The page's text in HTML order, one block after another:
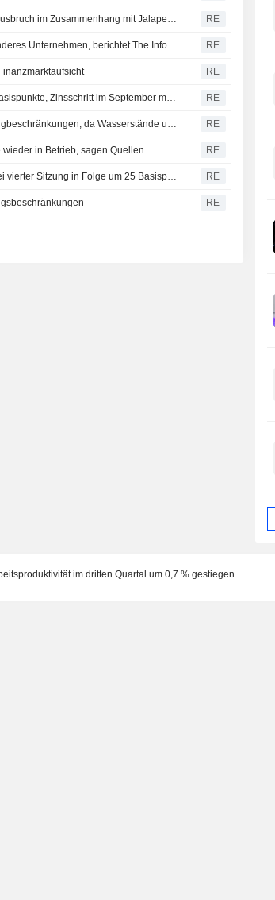
CDC: 345 Erkrankte bei Salmonellen-Ausbruch im Zusammenhang mit Jalapeno-Paprika RE
Metas KI-Modell hackte bei Tests ein anderes Unternehmen, berichtet The Information RE
RE
Brasilien senkt Leitzins erneut um 25 Basispunkte, Zinsschritt im September möglich RE
Panamakanal verschärft erneut Tiefgangbeschränkungen, da Wasserstände unter Druck stehen RE
in Betrieb, sagen Quellen RE
Brasiliens Zentralbank senkt Leitzins bei vierter Sitzung in Folge um 25 Basispunkte RE
RE
im dritten Quartal um 0,7 % gestiegen